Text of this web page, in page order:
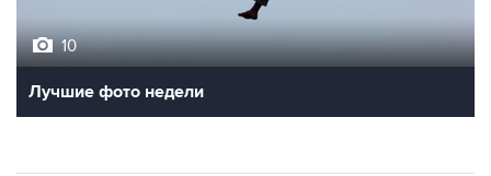
10
Лучшие фото недели